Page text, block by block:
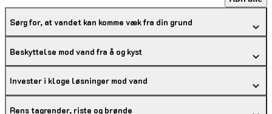
Sørg for, at vandet kan komme væk fra din grund
Beskyttelse mod vand fra å og kyst
Invester i kloge løsninger mod vand
Rens tagrender, riste og brønde